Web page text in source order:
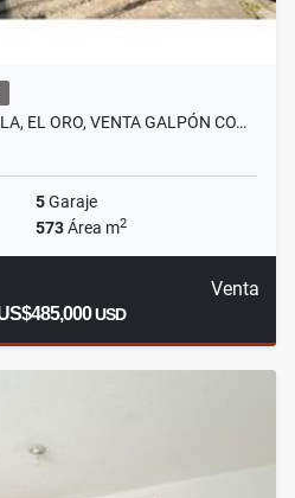
EL ORO, VENTA GALPÓN CO…
5Garaje
573Área m2
Venta
USD